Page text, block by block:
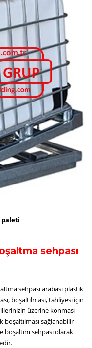
paleti
sehpası
sehpası arabası plastik
boşaltılması, tahliyesi için
üzerine konması
sağlanabilir,
boşaltım sehpası olarak